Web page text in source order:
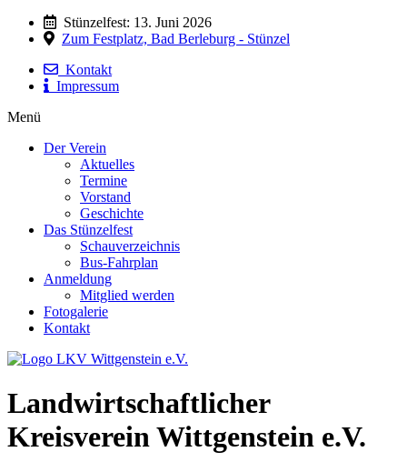
Stünzelfest: 13. Juni 2026
Zum Festplatz, Bad Berleburg - Stünzel
Kontakt
Impressum
Menü
Der Verein
Aktuelles
Termine
Vorstand
Geschichte
Das Stünzelfest
Schauverzeichnis
Bus-Fahrplan
Anmeldung
Mitglied werden
Fotogalerie
Kontakt
Landwirtschaftlicher
Kreisverein Wittgenstein e.V.